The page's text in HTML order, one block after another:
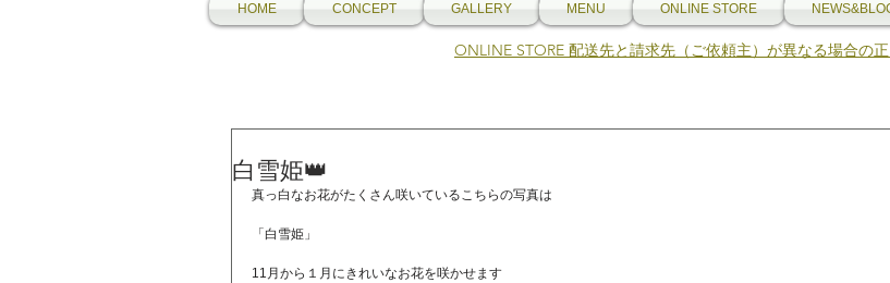
HOME CONCEPT GALLERY MENU ONLINE STORE
​ONLINE STORE 配送先と請求先（ご依頼主）が異なる場合の
白雪姫👑
真っ白なお花がたくさん咲いているこちらの写真は
「白雪姫」
11月から１月にきれいなお花を咲かせます